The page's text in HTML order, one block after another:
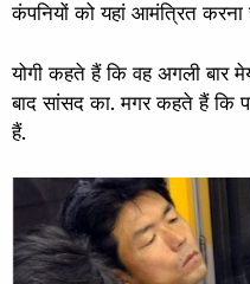
कंपनियों को यहां आमंत्रित करना
योगी कहते हैं कि वह अगली बार
बाद सांसद का. मगर कहते हैं कि
हैं.